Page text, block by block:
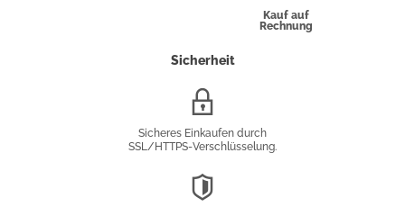
Kauf auf
Rechnung
Sicherheit
Sicheres Einkaufen durch
SSL/HTTPS-Verschlüsselung.